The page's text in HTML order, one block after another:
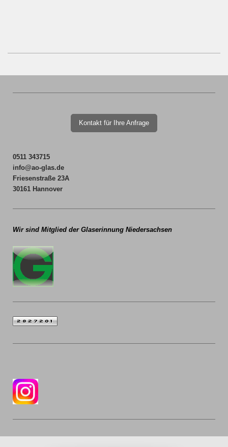
Kontakt für Ihre Anfrage
0511 343715
info@ao-glas.de
Friesenstraße 23A
30161 Hannover
Wir sind Mitglied der Glaserinnung Niedersachsen